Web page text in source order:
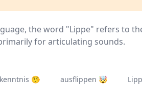
the word "Lippe" refers to
for articulating sounds.
🤥 ausflippen 🤯